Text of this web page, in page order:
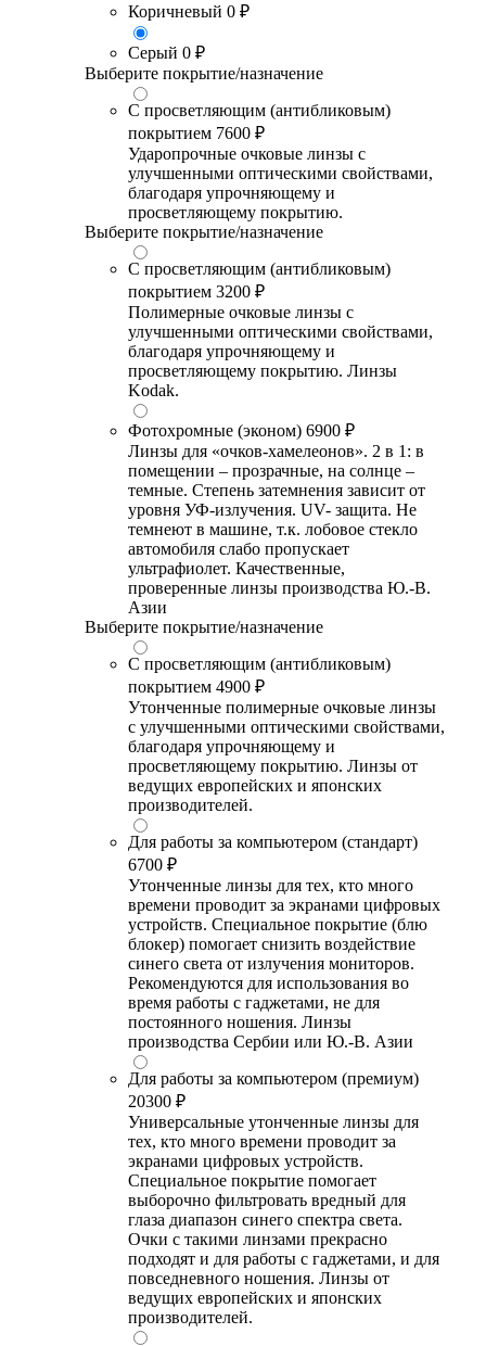
Коричневый 0 ₽
Серый 0 ₽
Выберите покрытие/назначение
С просветляющим (антибликовым)
покрытием 7600 ₽
Ударопрочные очковые линзы с
улучшенными оптическими свойствами,
благодаря упрочняющему и
просветляющему покрытию.
Выберите покрытие/назначение
С просветляющим (антибликовым)
покрытием 3200 ₽
Полимерные очковые линзы с
улучшенными оптическими свойствами,
благодаря упрочняющему и
просветляющему покрытию. Линзы
Kodak.
Фотохромные (эконом) 6900 ₽
Линзы для «очков-хамелеонов». 2 в 1: в
помещении – прозрачные, на солнце –
темные. Степень затемнения зависит от
уровня УФ-излучения. UV- защита. Не
темнеют в машине, т.к. лобовое стекло
автомобиля слабо пропускает
ультрафиолет. Качественные,
проверенные линзы производства Ю.-В.
Азии
Выберите покрытие/назначение
С просветляющим (антибликовым)
покрытием 4900 ₽
Утонченные полимерные очковые линзы
с улучшенными оптическими свойствами,
благодаря упрочняющему и
просветляющему покрытию. Линзы от
ведущих европейских и японских
производителей.
Для работы за компьютером (стандарт)
6700 ₽
Утонченные линзы для тех, кто много
времени проводит за экранами цифровых
устройств. Специальное покрытие (блю
блокер) помогает снизить воздействие
синего света от излучения мониторов.
Рекомендуются для использования во
время работы с гаджетами, не для
постоянного ношения. Линзы
производства Сербии или Ю.-В. Азии
Для работы за компьютером (премиум)
20300 ₽
Универсальные утонченные линзы для
тех, кто много времени проводит за
экранами цифровых устройств.
Специальное покрытие помогает
выборочно фильтровать вредный для
глаза диапазон синего спектра света.
Очки с такими линзами прекрасно
подходят и для работы с гаджетами, и для
повседневного ношения. Линзы от
ведущих европейских и японских
производителей.